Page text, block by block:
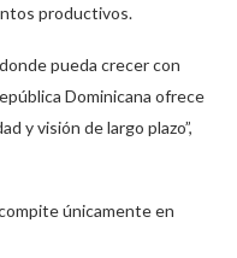
productivos.
pueda crecer con
Dominicana ofrece
y visión de largo plazo”,
únicamente en